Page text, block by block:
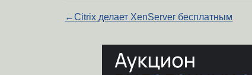
←Citrix делает XenServer бесплатным